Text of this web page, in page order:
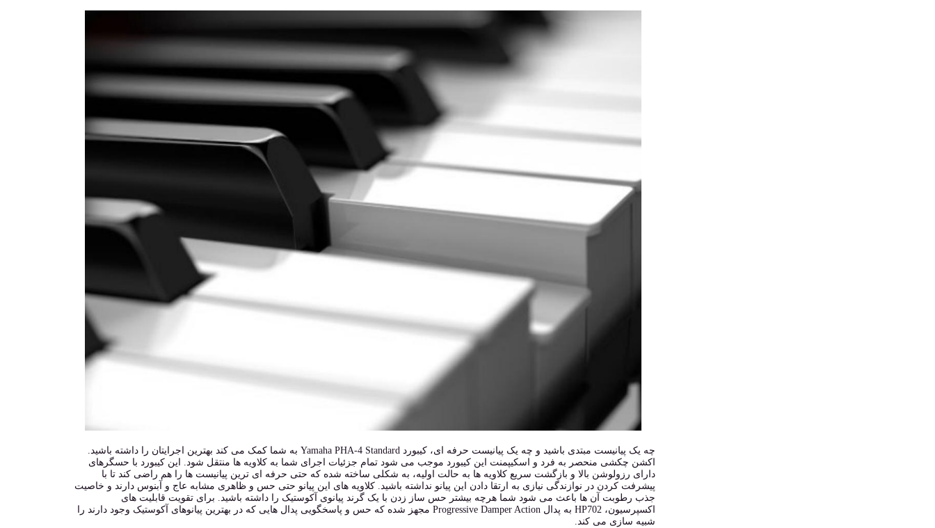
چه یک پیانیست مبتدی باشید و چه یک پیانیست حرفه ای، کیبورد Yamaha PHA-4 Standard به شما کمک می کند بهترین اجرایتان را داشته باشید.
اکشن چکشی منحصر به فرد و اسکیپمنت این کیبورد موجب می شود تمام جزئیات اجرای شما به کلاویه ها منتقل شود. این کیبورد با حسگرهای
دارای رزولوشن بالا و بازگشت سریع کلاویه ها به حالت اولیه، به شکلی ساخته شده که حتی حرفه ای ترین پیانیست ها را هم راضی کند تا با
پیشرفت کردن در نوازندگی نیازی به ارتقا دادن این پیانو نداشته باشید. کلاویه های این پیانو حتی حس و ظاهری مشابه عاج و آبنوس دارند و خاصیت
جذب رطوبت آن ها باعث می شود شما هرچه بیشتر حس ساز زدن با یک گرند پیانوی آکوستیک را داشته باشید. برای تقویت قابلیت های
اکسپرسیون، HP702 به پدال Progressive Damper Action مجهز شده که حس و پاسخگویی پدال هایی که در بهترین پیانوهای آکوستیک وجود دارند را
شبیه سازی می کند.